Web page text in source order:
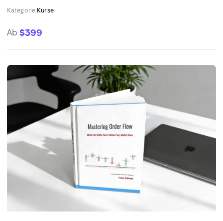
ATAS-Analyseplattform aufzubauen.
Kategorie: Kurse
Ab $399